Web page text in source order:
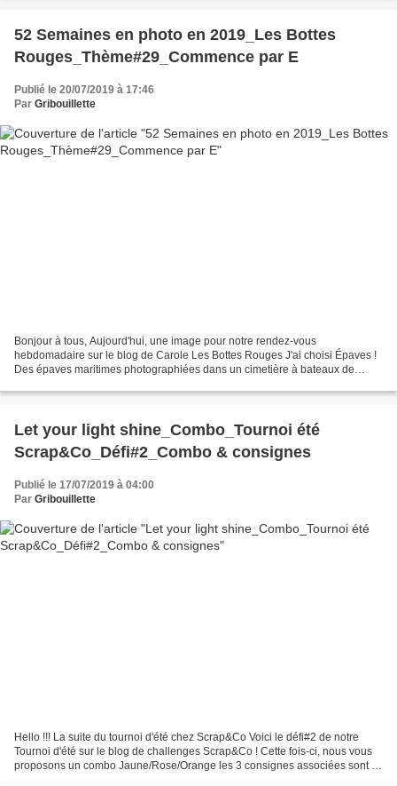
52 Semaines en photo en 2019_Les Bottes
Rouges_Thème#29_Commence par E
Publié le 20/07/2019 à 17:46
Par Gribouillette
Bonjour à tous, Aujourd'hui, une image pour notre rendez-vous
hebdomadaire sur le blog de Carole Les Bottes Rouges J'ai choisi Épaves !
Des épaves maritimes photographiées dans un cimetière à bateaux de
Let your light shine_Combo_Tournoi été
Scrap&Co_Défi#2_Combo & consignes
Publié le 17/07/2019 à 04:00
Par Gribouillette
Hello !!! La suite du tournoi d'été chez Scrap&Co Voici le défi#2 de notre
Tournoi d'été sur le blog de challenges Scrap&Co ! Cette fois-ci, nous vous
proposons un combo Jaune/Rose/Orange les 3 consignes associées sont : -